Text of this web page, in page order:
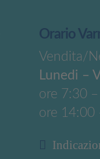
Orario
Vendita/
Lunedi –
ore 7:30
ore 14:00